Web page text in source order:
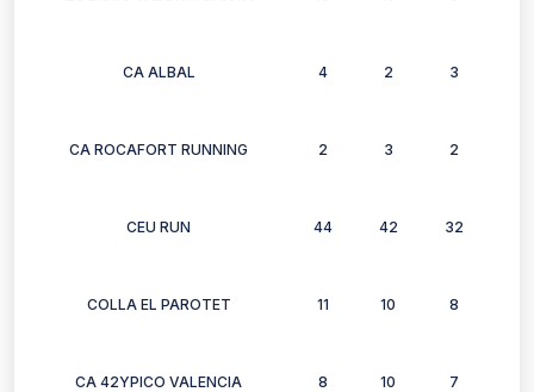
CA ALBAL 4 2 3
CA ROCAFORT RUNNING 2 3 2
CEU RUN 44 42 32
COLLA EL PAROTET 11 10 8
CA 42YPICO VALENCIA 8 10 7